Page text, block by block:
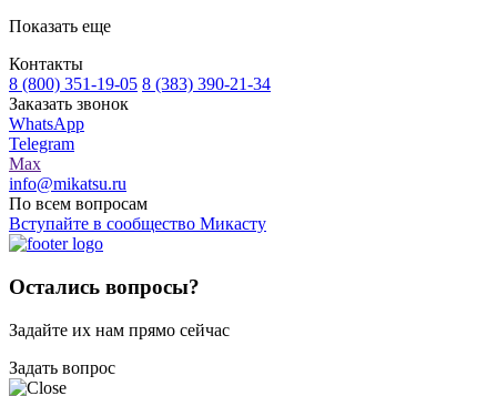
Показать еще
Контакты
8 (800) 351-19-05 8 (383) 390-21-34
Заказать звонок
WhatsApp
Telegram
Max
info@mikatsu.ru
По всем вопросам
Вступайте в сообщество Микасту
Остались вопросы?
Задайте их нам прямо сейчас
Задать вопрос